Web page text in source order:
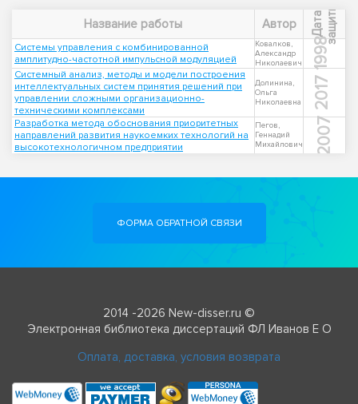
Название работы Автор Д
а
т
а
з
а
щ
и
т ы
Системы управления с комбинированной
амплитудно-частотной импульсной модуляцией
Ковалков,
Александр
Николаевич
1998
Системный анализ, методы и модели построения
интеллектуальных систем принятия решений при
управлении сложными организационно-
техническими комплексами
Долинина,
Ольга
Николаевна
2017
Разработка метода обоснования приоритетных
направлений развития наукоемких технологий на
высокотехнологичном предприятии
Пегов,
Геннадий
Михайлович
2007
ФОРМА ОБРАТНОЙ СВЯЗИ
2014 -2026 New-disser.ru ©
Электронная библиотека диссертаций ФЛ Иванов Е О
Оплата, доставка, условия возврата